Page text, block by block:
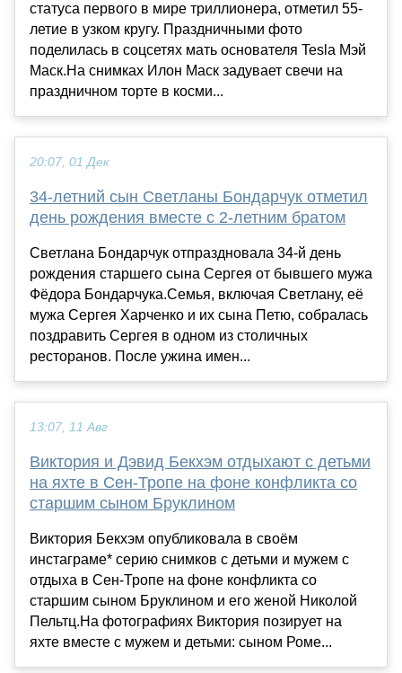
статуса первого в мире триллионера, отметил 55-
летие в узком кругу. Праздничными фото
поделилась в соцсетях мать основателя Tesla Мэй
Маск.На снимках Илон Маск задувает свечи на
праздничном торте в косми...
20:07, 01 Дек
34-летний сын Светланы Бондарчук отметил
день рождения вместе с 2-летним братом
Светлана Бондарчук отпраздновала 34-й день
рождения старшего сына Сергея от бывшего мужа
Фёдора Бондарчука.Семья, включая Светлану, её
мужа Сергея Харченко и их сына Петю, собралась
поздравить Сергея в одном из столичных
ресторанов. После ужина имен...
13:07, 11 Авг
Виктория и Дэвид Бекхэм отдыхают с детьми
на яхте в Сен-Тропе на фоне конфликта со
старшим сыном Бруклином
Виктория Бекхэм опубликовала в своём
инстаграме* серию снимков с детьми и мужем с
отдыха в Сен-Тропе на фоне конфликта со
старшим сыном Бруклином и его женой Николой
Пельтц.На фотографиях Виктория позирует на
яхте вместе с мужем и детьми: сыном Роме...